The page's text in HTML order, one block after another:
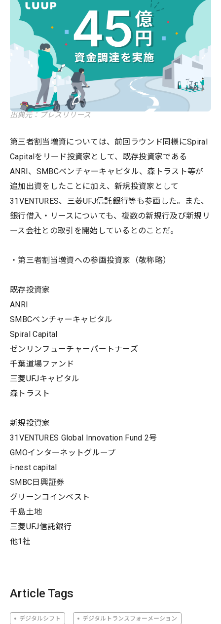
出典元：プレスリリース
第三者割当増資については、前回ラウンド同様にSpiral
Capitalをリード投資家として、既存投資家である
ANRI、SMBCベンチャーキャピタル、森トラスト等が
追加出資をしたことに加え、新規投資家として
31VENTURES、三菱UFJ信託銀行等も参画した。また、
銀行借入・リースについても、複数の新規行及び新規リ
ース会社との取引を開始しているとのことだ。
・第三者割当増資への参画投資家（敬称略）
既存投資家
ANRI
SMBCベンチャーキャピタル
Spiral Capital
ゼンリンフューチャーパートナーズ
千葉道場ファンド
三菱UFJキャピタル
森トラスト
新規投資家
31VENTURES Global Innovation Fund 2号
GMOインターネットグループ
i-nest capital
SMBC日興証券
グリーンコインベスト
千島土地
三菱UFJ信託銀行
他1社
Article Tags
デジタルシフト デジタルトランスフォーメーション